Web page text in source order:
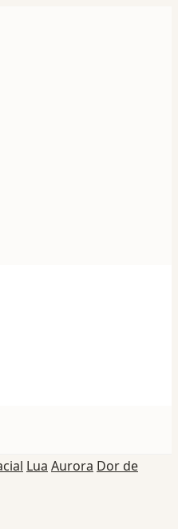
Lua Aurora Dor de